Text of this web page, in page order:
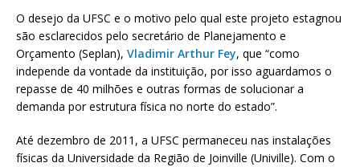
O desejo da UFSC e o motivo pelo qual este projeto estagnou
são esclarecidos pelo secretário de Planejamento e
Orçamento (Seplan), Vladimir Arthur Fey, que “como
independe da vontade da instituição, por isso aguardamos o
repasse de 40 milhões e outras formas de solucionar a
demanda por estrutura física no norte do estado”.
Até dezembro de 2011, a UFSC permaneceu nas instalações
físicas da Universidade da Região de Joinville (Univille). Com o